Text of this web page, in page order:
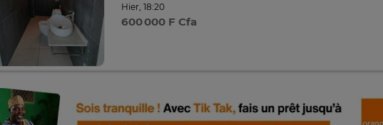
Hier, 18:20
600 000 F Cfa